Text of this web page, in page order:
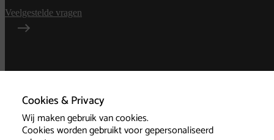
Cookies & Privacy
Wij maken gebruik van cookies.
Cookies worden gebruikt voor gepersonaliseerd
Veelgestelde vragen
voorwaarden
Privacy